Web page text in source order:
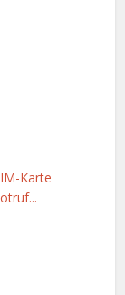
Karte